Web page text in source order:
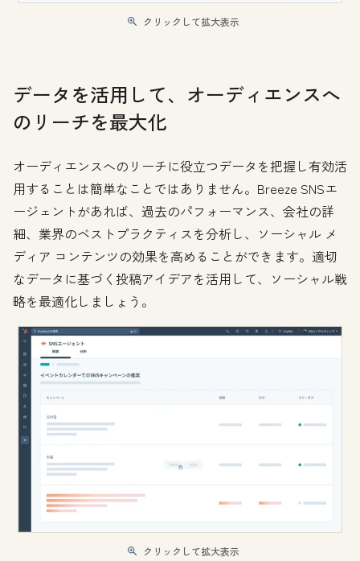
クリックして拡大表示
データを活用して、オーディエンスへ
のリーチを最大化
オーディエンスへのリーチに役立つデータを把握し有効活
用することは簡単なことではありません。Breeze SNSエ
ージェントがあれば、過去のパフォーマンス、会社の詳
細、業界のベストプラクティスを分析し、ソーシャル メ
ディア コンテンツの効果を高めることができます。適切
なデータに基づく投稿アイデアを活用して、ソーシャル戦
略を最適化しましょう。
クリックして拡大表示